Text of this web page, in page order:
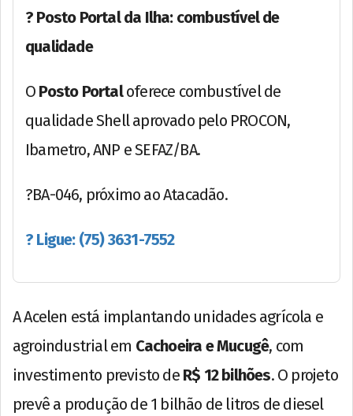
? Posto Portal da Ilha: combustível de
qualidade
O Posto Portaloferece combustível de
qualidade Shell aprovado pelo PROCON,
Ibametro, ANP e SEFAZ/BA.
?BA-046, próximo ao Atacadão.
? Ligue: (75) 3631-7552
A Acelen está implantando unidades agrícola e
agroindustrial em Cachoeira e Mucugê, com
investimento previsto de R$ 12 bilhões. O projeto
prevê a produção de 1 bilhão de litros de diesel